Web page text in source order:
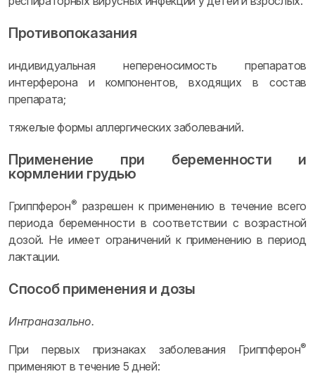
Противопоказания
индивидуальная непереносимость препаратов
интерферона и компонентов, входящих в состав
препарата;
тяжелые формы аллергических заболеваний.
Применение при беременности и
кормлении грудью
Гриппферон® разрешен к применению в течение всего
периода беременности в соответствии с возрастной
дозой. Не имеет ограничений к применению в период
лактации.
Способ применения и дозы
Интраназально.
При первых признаках заболевания Гриппферон®
применяют в течение 5 дней: